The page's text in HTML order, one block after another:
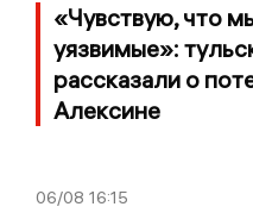
«Чувствую, что
уязвимые»:
рассказали о
Алексине
06/08 16:15